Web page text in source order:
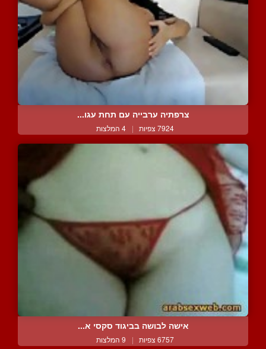
צרפתיה ערבייה עם תחת עגו...
7924 צפיות | 4 המלצות
אישה לבושה בביגוד סקסי א...
6757 צפיות | 9 המלצות